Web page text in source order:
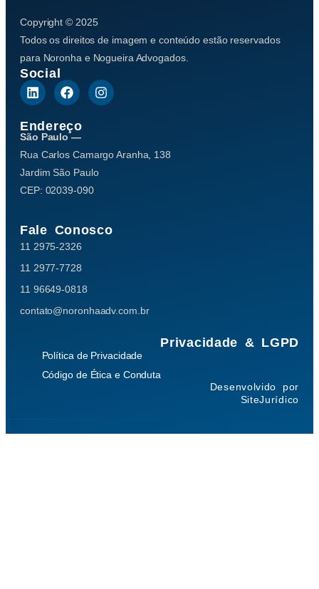
Copyright © 2025
Todos os direitos de imagem e conteúdo estão reservados
para Noronha e Nogueira Advogados.
Social
Endereço
São Paulo —
Rua Carlos Camargo Aranha, 138
Jardim São Paulo
CEP: 02039-090
Fale Conosco
11 2975-2326
11 2977-7728
11 96649-0818
contato@noronhaadv.com.br
Privacidade & LGPD
Política de Privacidade
Código de Ética e Conduta
Desenvolvido por
SiteJurídico